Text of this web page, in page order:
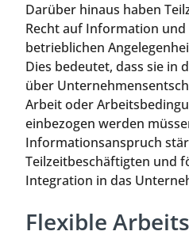
Darüber hinaus haben
Recht auf Information
betrieblichen
Dies bedeutet, dass sie in
über
Arbeit oder
einbezogen werden
Informationsanspruch
Teilzeitbeschäftigten und
Integration in das
Flexible